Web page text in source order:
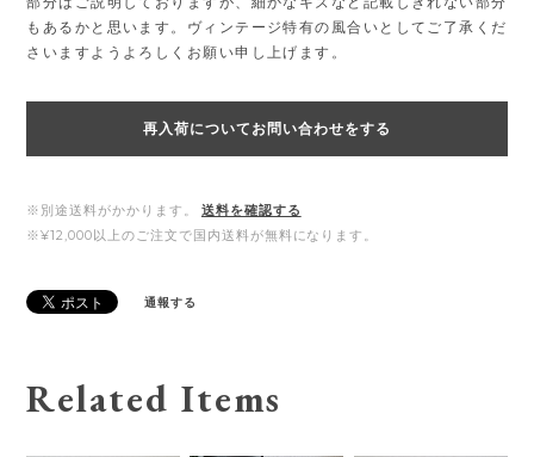
もあるかと思います。ヴィンテージ特有の風合いとしてご了承くだ
さいますようよろしくお願い申し上げます。
再入荷についてお問い合わせをする
※別途送料がかかります。
送料を確認する
※¥12,000以上のご注文で国内送料が無料になります。
通報する
Related Items